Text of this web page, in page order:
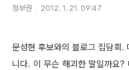
정부권 2012. 1. 21. 09:47
문성현 후보와의 블로그 집담회.
니다. 이 무슨 해괴한 말일까요?